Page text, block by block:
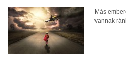
Más
vannak